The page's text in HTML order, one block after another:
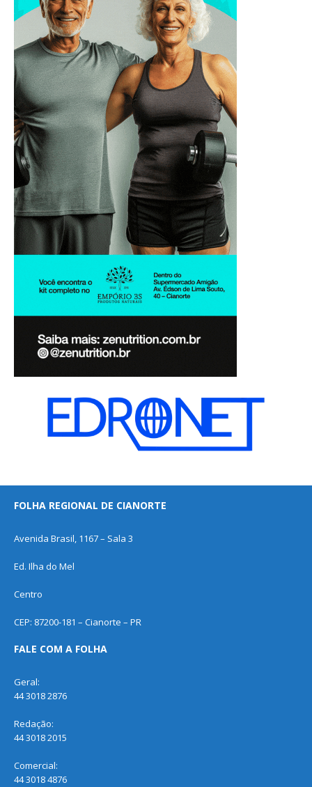
FOLHA REGIONAL DE CIANORTE
Avenida Brasil, 1167 – Sala 3
Ed. Ilha do Mel
Centro
CEP: 87200-181 – Cianorte – PR
FALE COM A FOLHA
Geral:
44 3018 2876
Redação:
44 3018 2015
Comercial:
44 3018 4876